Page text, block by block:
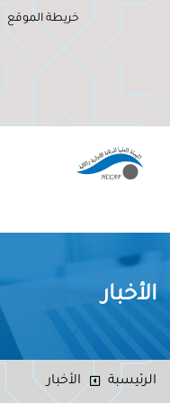
خريطة الموقع
الأخبار
الرئيسبة الأخبار